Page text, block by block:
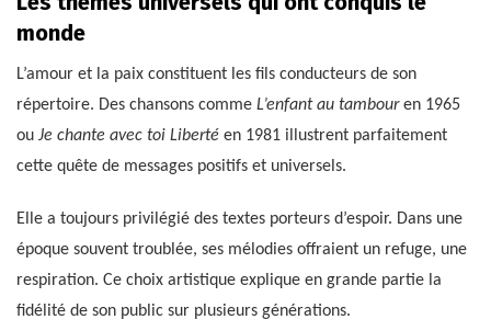
monde
L’amour et la paix constituent les fils conducteurs de son
répertoire. Des chansons comme L’enfant au tambouren 1965
ou Je chante avec toi Liberté en 1981 illustrent parfaitement
cette quête de messages positifs et universels.
Elle a toujours privilégié des textes porteurs d’espoir. Dans une
époque souvent troublée, ses mélodies offraient un refuge, une
respiration. Ce choix artistique explique en grande partie la
fidélité de son public sur plusieurs générations.